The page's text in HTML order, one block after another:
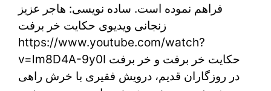
برفت
از
مثنوی
معنوی
فراهم نموده است. ساده نویسی: هاجر عزیز
زنجانی ویدیوی حکایت خر برفت
https://www.youtube.com/watch?
v=lm8D4A-9y0I حکایت خر برفت و خر برفت
در روزگاران قدیم، درویش فقیری با خرش راهی